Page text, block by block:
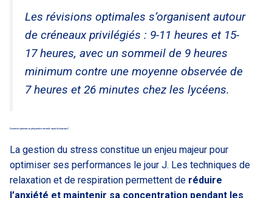
Les révisions optimales s’organisent autour
de créneaux privilégiés : 9-11 heures et 15-
17 heures, avec un sommeil de 9 heures
minimum contre une moyenne observée de
7 heures et 26 minutes chez les lycéens.
Comment optimiser sa préparation mentale avant les épreuves ?
La gestion du stress constitue un enjeu majeur pour
optimiser ses performances le jour J. Les techniques de
relaxation et de respiration permettent de réduire
l’anxiété et maintenir sa concentration pendant les